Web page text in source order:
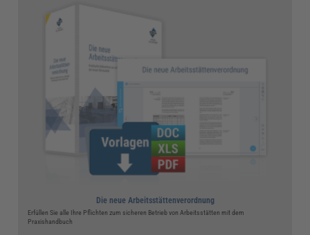
Die neue Arbeitsstättenverordnung
Erfüllen Sie alle Ihre Pflichten zum sicheren Betrieb von Arbeitsstätten mit dem
Praxishandbuch